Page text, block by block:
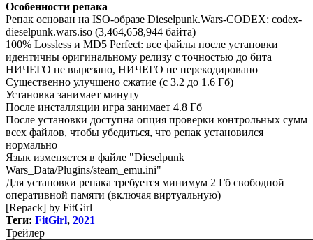
Особенности репака
Репак основан на ISO-образе Dieselpunk.Wars-CODEX: codex-
dieselpunk.wars.iso (3,464,658,944 байта)
100% Lossless и MD5 Perfect: все файлы после установки
идентичны оригинальному релизу с точностью до бита
НИЧЕГО не вырезано, НИЧЕГО не перекодировано
Существенно улучшено сжатие (с 3.2 до 1.6 Гб)
Установка занимает минуту
После инсталляции игра занимает 4.8 Гб
После установки доступна опция проверки контрольных сумм
всех файлов, чтобы убедиться, что репак установился
нормально
Язык изменяется в файле "Dieselpunk
Wars_Data/Plugins/steam_emu.ini"
Для установки репака требуется минимум 2 Гб свободной
оперативной памяти (включая виртуальную)
[Repack] by FitGirl
Теги: FitGirl, 2021
Трейлер